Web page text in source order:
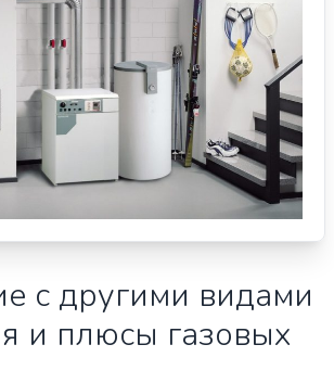
с другими видами
и плюсы газовых